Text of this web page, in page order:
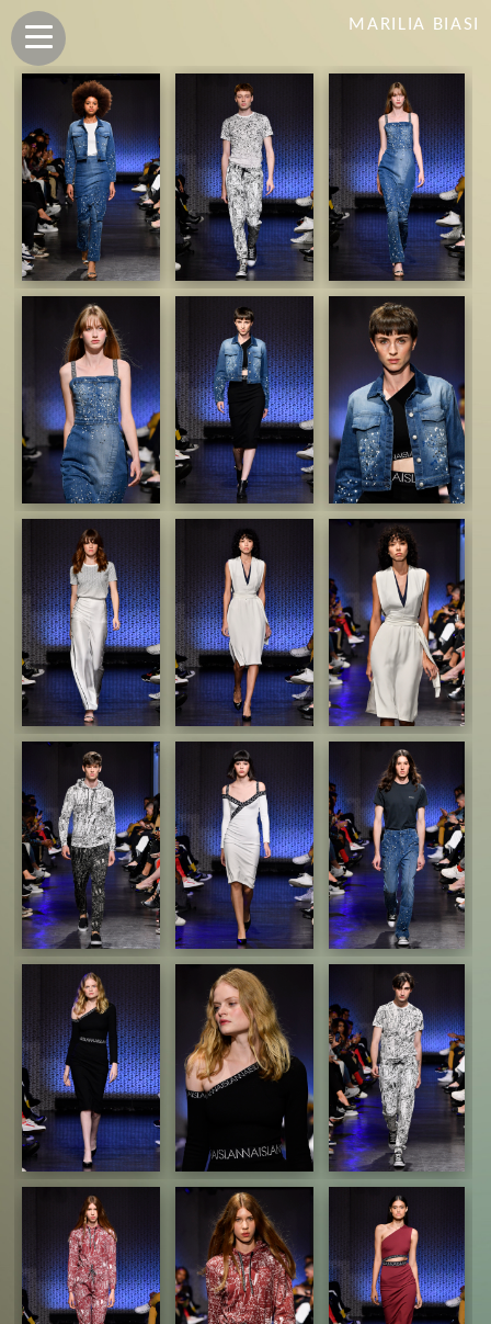
MARILIA BIASI